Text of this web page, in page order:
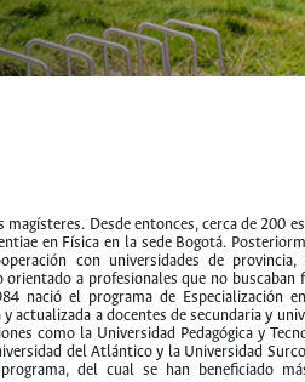
Desde entonces, cerca de 200
en Física en la sede Bogotá.
con universidades de
orientado a profesionales que no buscaban
nació el programa de Especialización
actualizada a docentes de secundaria y
como la Universidad Pedagógica y
del Atlántico y la Universidad
del cual se han beneficiado